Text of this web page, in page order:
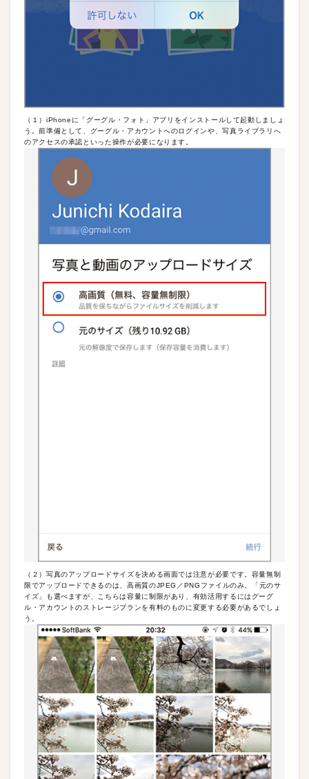
（１）iPhoneに「グーグル・フォト」アプリをインストールして起動しましょ
う。前準備として、グーグル・アカウントへのログインや、写真ライブラリへ
のアクセスの承認といった操作が必要になります。
（２）写真のアップロードサイズを決める画面では注意が必要です。容量無制
限でアップロードできるのは、高画質のJPEG／PNGファイルのみ。「元のサ
イズ」も選べますが、こちらは容量に制限があり、有効活用するにはグーグ
ル・アカウントのストレージプランを有料のものに変更する必要があるでしょ
う。